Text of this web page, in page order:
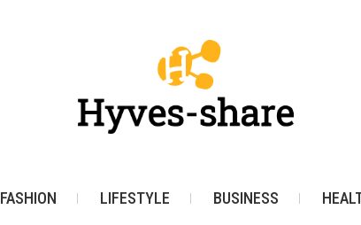
FASHION LIFESTYLE BUSINESS